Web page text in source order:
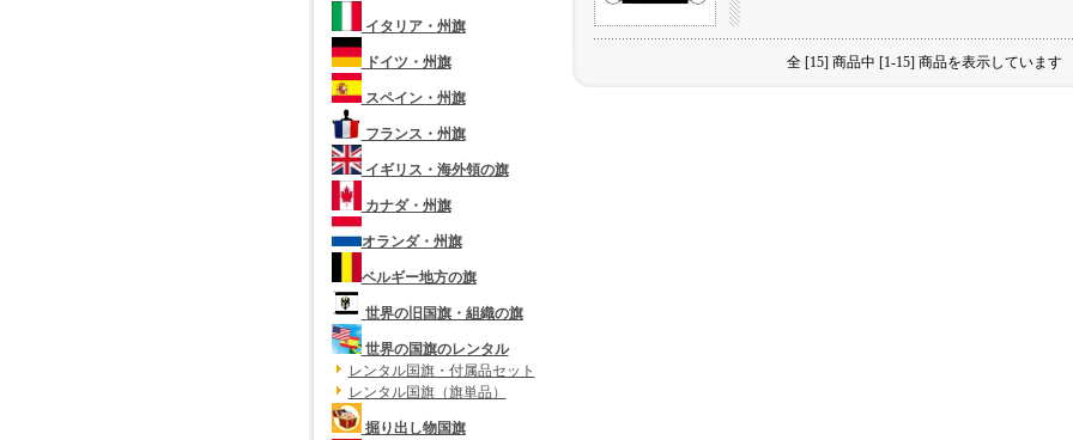
イタリア・州旗
ドイツ・州旗
スペイン・州旗
フランス・州旗
イギリス・海外領の旗
カナダ・州旗
オランダ・州旗
ベルギー地方の旗
世界の旧国旗・組織の旗
世界の国旗のレンタル
レンタル国旗・付属品セット
レンタル国旗（旗単品）
掘り出し物国旗
全 [15] 商品中 [1-15] 商品を表示しています